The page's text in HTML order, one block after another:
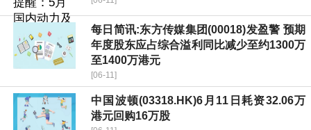
每日简讯:东方传媒集团(00018)发盈警 预期
年度股东应占综合溢利同比减少至约1300万
至1400万港元
[06-11]
中国波顿(03318.HK)6月11日耗资32.06万
港元回购16万股